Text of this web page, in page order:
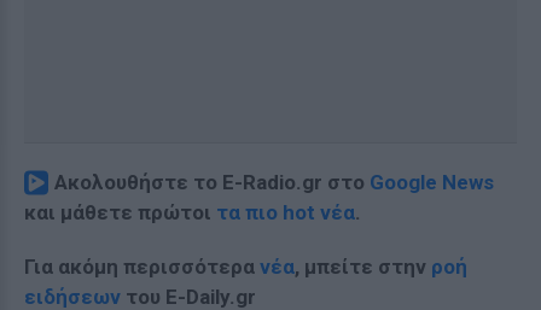
Ακολουθήστε το E-Radio.gr στο Google News
και μάθετε πρώτοι τα πιο hot νέα.
Για ακόμη περισσότερα νέα, μπείτε στην ροή
ειδήσεων του E-Daily.gr